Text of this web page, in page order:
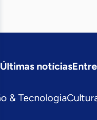
Últimas notícias
& Tecnologia